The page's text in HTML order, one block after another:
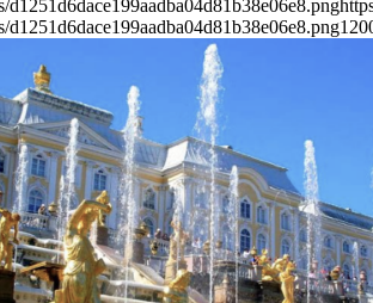
d1251d6dace199aadba04d81b38e06e8.png
d1251d6dace199aadba04d81b38e06e8.png